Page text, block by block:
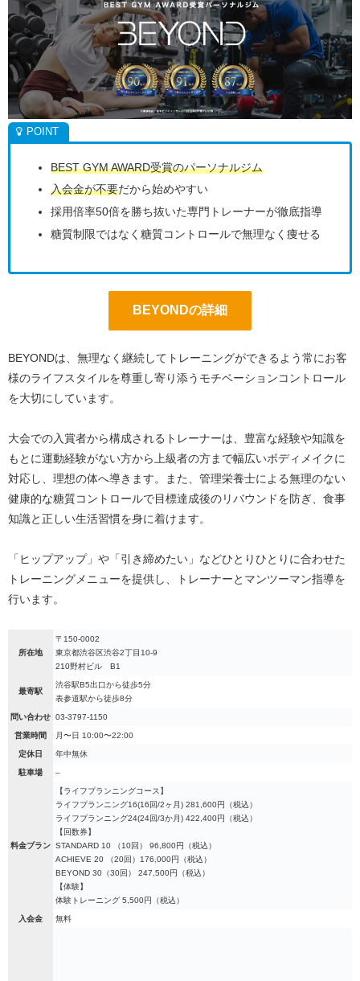
BEST GYM AWARD受賞のパーソナルジム
入会金が不要だから始めやすい
採用倍率50倍を勝ち抜いた専門トレーナーが徹底指導
糖質制限ではなく糖質コントロールで無理なく痩せる
BEYONDの詳細
BEYONDは、無理なく継続してトレーニングができるよう常にお客
様のライフスタイルを尊重し寄り添うモチベーションコントロール
を大切にしています。
大会での入賞者から構成されるトレーナーは、豊富な経験や知識を
もとに運動経験がない方から上級者の方まで幅広いボディメイクに
対応し、理想の体へ導きます。また、管理栄養士による無理のない
健康的な糖質コントロールで目標達成後のリバウンドを防ぎ、食事
知識と正しい生活習慣を身に着けます。
「ヒップアップ」や「引き締めたい」などひとりひとりに合わせた
トレーニングメニューを提供し、トレーナーとマンツーマン指導を
行います。
所在地
〒150-0002
東京都渋谷区渋谷2丁目10-9
210野村ビル B1
最寄駅
渋谷駅B5出口から徒歩5分
表参道駅から徒歩8分
問い合わせ 03-3797-1150
営業時間 月〜日 10:00〜22:00
定休日 年中無休
駐車場 –
料金プラン
【ライフプランニングコース】
ライフプランニング16(16回/2ヶ月) 281,600円（税込）
ライフプランニング24(24回/3か月) 422,400円（税込）
【回数券】
STANDARD 10 （10回） 96,800円（税込）
ACHIEVE 20 （20回）176,000円（税込）
BEYOND 30（30回） 247,500円（税込）
【体験】
体験トレーニング 5,500円（税込）
入会金 無料